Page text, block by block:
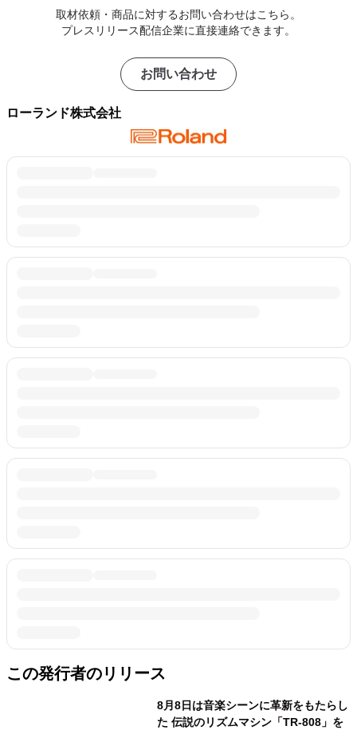
取材依頼・商品に対するお問い合わせはこちら。
プレスリリース配信企業に直接連絡できます。
お問い合わせ
ローランド株式会社
この発行者のリリース
8月8日は音楽シーンに革新をもたらし
た 伝説のリズムマシン「TR-808」を